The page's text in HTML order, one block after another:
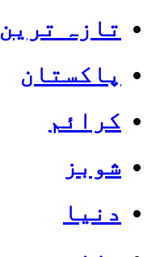
تازہ ترین
پاکستان
کرائم
شوبز
دنیا